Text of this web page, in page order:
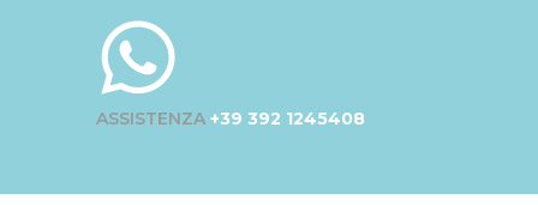
ASSISTENZA +39 392 1245408